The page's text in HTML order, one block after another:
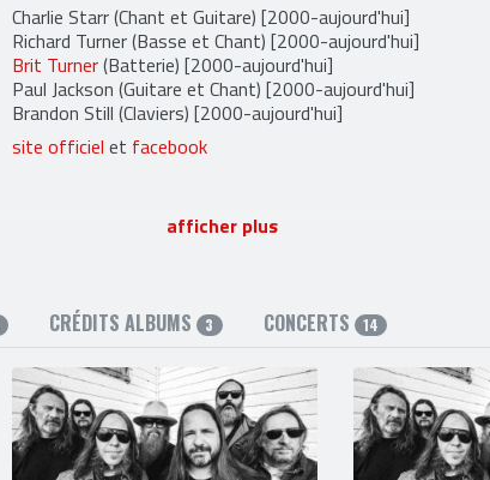
Charlie Starr(Chant et Guitare) [2000-aujourd'hui]
Richard Turner(Basse et Chant) [2000-aujourd'hui]
Brit Turner(Batterie) [2000-aujourd'hui]
Paul Jackson (Guitare et Chant) [2000-aujourd'hui]
Brandon Still (Claviers) [2000-aujourd'hui]
site officiel et facebook
afficher plus
CRÉDITS ALBUMS 3 CONCERTS 14